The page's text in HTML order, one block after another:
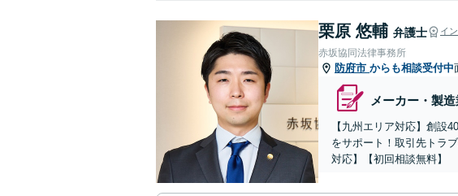
栗原 悠輔 弁護士 イ
赤坂協同法律事務所
防府市 からも相談受付中
メーカー・製
【九州エリア対応】創設
をサポート！取引先トラ
対応】【初回相談無料】